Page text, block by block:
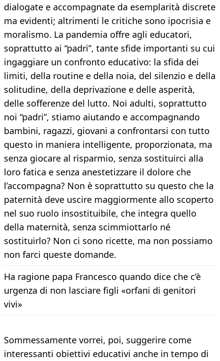
dialogate e accompagnate da esemplarità discrete
ma evidenti; altrimenti le critiche sono ipocrisia e
moralismo. La pandemia offre agli educatori,
soprattutto ai “padri”, tante sfide importanti su cui
ingaggiare un confronto educativo: la sfida dei
limiti, della routine e della noia, del silenzio e della
solitudine, della deprivazione e delle asperità,
delle sofferenze del lutto. Noi adulti, soprattutto
noi “padri”, stiamo aiutando e accompagnando
bambini, ragazzi, giovani a confrontarsi con tutto
questo in maniera intelligente, proporzionata, ma
senza giocare al risparmio, senza sostituirci alla
loro fatica e senza anestetizzare il dolore che
l’accompagna? Non è soprattutto su questo che la
paternità deve uscire maggiormente allo scoperto
nel suo ruolo insostituibile, che integra quello
della maternità, senza scimmiottarlo né
sostituirlo? Non ci sono ricette, ma non possiamo
non farci queste domande.
Ha ragione papa Francesco quando dice che c’è
urgenza di non lasciare figli «orfani di genitori
vivi»
Sommessamente vorrei, poi, suggerire come
interessanti obiettivi educativi anche in tempo di